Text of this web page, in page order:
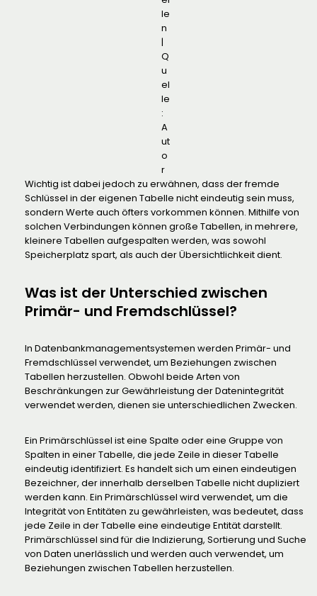
le
n
|
Q
u
el
le
:
A
ut
o
r
Wichtig ist dabei jedoch zu erwähnen, dass der fremde
Schlüssel in der eigenen Tabelle nicht eindeutig sein muss,
sondern Werte auch öfters vorkommen können. Mithilfe von
solchen Verbindungen können große Tabellen, in mehrere,
kleinere Tabellen aufgespalten werden, was sowohl
Speicherplatz spart, als auch der Übersichtlichkeit dient.
Was ist der Unterschied zwischen
Primär- und Fremdschlüssel?
In Datenbankmanagementsystemen werden Primär- und
Fremdschlüssel verwendet, um Beziehungen zwischen
Tabellen herzustellen. Obwohl beide Arten von
Beschränkungen zur Gewährleistung der Datenintegrität
verwendet werden, dienen sie unterschiedlichen Zwecken.
Ein Primärschlüssel ist eine Spalte oder eine Gruppe von
Spalten in einer Tabelle, die jede Zeile in dieser Tabelle
eindeutig identifiziert. Es handelt sich um einen eindeutigen
Bezeichner, der innerhalb derselben Tabelle nicht dupliziert
werden kann. Ein Primärschlüssel wird verwendet, um die
Integrität von Entitäten zu gewährleisten, was bedeutet, dass
jede Zeile in der Tabelle eine eindeutige Entität darstellt.
Primärschlüssel sind für die Indizierung, Sortierung und Suche
von Daten unerlässlich und werden auch verwendet, um
Beziehungen zwischen Tabellen herzustellen.